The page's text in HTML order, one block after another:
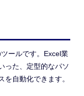
ールです。Excel業
った、定型的なパソ
自動化できます。